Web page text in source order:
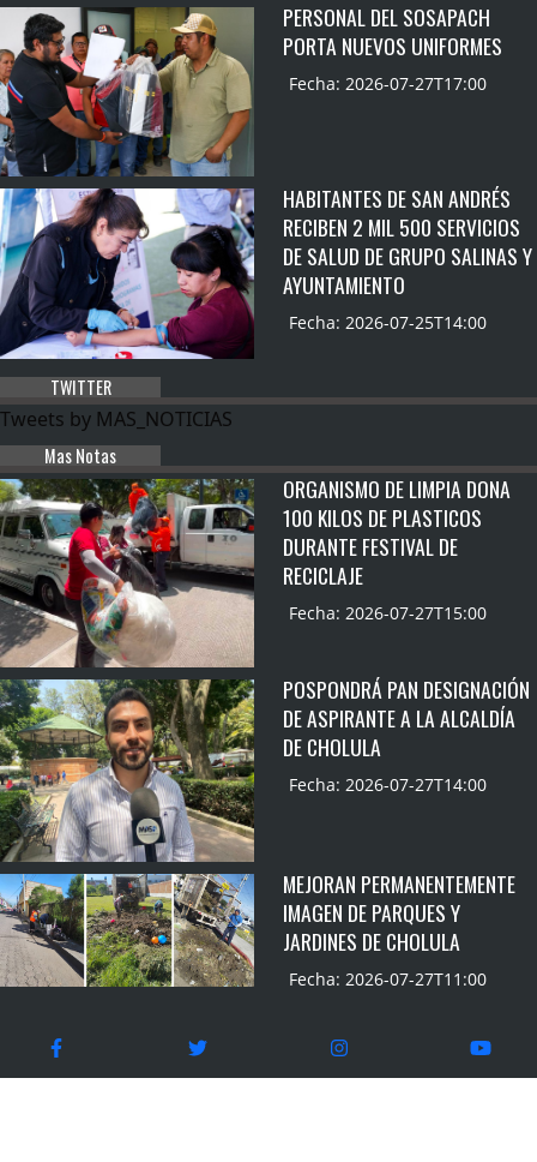
PERSONAL DEL SOSAPACH
PORTA NUEVOS UNIFORMES
Fecha: 2026-07-27T17:00
HABITANTES DE SAN ANDRÉS
RECIBEN 2 MIL 500 SERVICIOS
DE SALUD DE GRUPO SALINAS Y
AYUNTAMIENTO
Fecha: 2026-07-25T14:00
TWITTER
Tweets by MAS_NOTICIAS
Mas Notas
ORGANISMO DE LIMPIA DONA
100 KILOS DE PLASTICOS
DURANTE FESTIVAL DE
RECICLAJE
Fecha: 2026-07-27T15:00
POSPONDRÁ PAN DESIGNACIÓN
DE ASPIRANTE A LA ALCALDÍA
DE CHOLULA
Fecha: 2026-07-27T14:00
MEJORAN PERMANENTEMENTE
IMAGEN DE PARQUES Y
JARDINES DE CHOLULA
Fecha: 2026-07-27T11:00